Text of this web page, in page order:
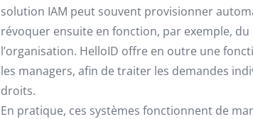
solution IAM peut souvent provisionner
révoquer ensuite en fonction, par exemple,
l’organisation. HelloID offre en outre une
les managers, afin de traiter les demandes
droits.
En pratique, ces systèmes fonctionnent de